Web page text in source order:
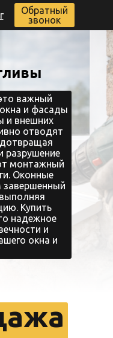
Обратный
звонок
важный
и фасады
и внешних
отводят
разрушение
монтажный
Оконные
Купить
надежное
и
окна и